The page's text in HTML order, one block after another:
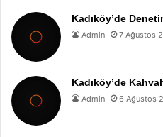
Kadıköy’de
Admin 7 Ağustos
Kadıköy’de
Admin 6 Ağustos